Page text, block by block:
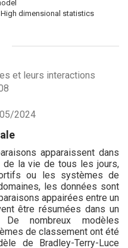
High dimensional statistics
et leurs interactions
2024
apparaissent dans
la vie de tous les jours,
ou les systèmes de
les données sont
appairées entre un
être résumées dans un
De nombreux modèles
de classement ont été
de Bradley-Terry-Luce